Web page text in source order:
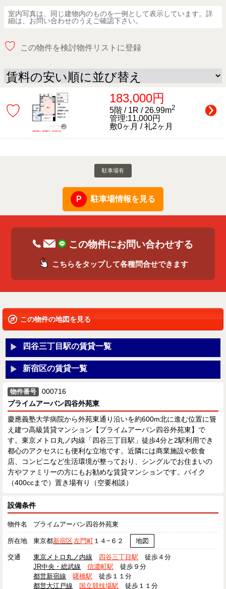
室内写真は、同じ建物内のものを一例として表示しています。詳
細は、お問い合わせのうえご確認下さい。
♡ この物件を検討物件リストに登録
♡
183,000円
5階 / 1R / 26.99m2
管理:11,000円
敷0ヶ月 / 礼2ヶ月
駐車場有
駐車場情報を見る
この物件にお問い合わせする
こちらをタップして各種問合せできます
この物件の地図を見る
四谷三丁目駅の賃貸一覧
新宿区の賃貸一覧
物件番号
000716
プライムアーバン四谷外苑東
慶應義塾大学病院から外苑東通り沿いを約600m北に進む位置に聳
え建つ高級賃貸マンション【プライムアーバン四谷外苑東】で
す。東京メトロ丸ノ内線「四谷三丁目駅」徒歩4分と2駅利用でき
都心のアクセスにも便利な立地です。近隣には商業施設や飲食
店、コンビニなど生活環境が整っており、シングルでお住まいの
方やファミリーの方にもお勧めな賃貸マンションです。バイク
（400ccまで）置き場有り（空要相談）
設備条件
物件名 プライムアーバン四谷外苑東
所在地 東京都新宿区 左門町 １４−６２ 地図
交通 東京メトロ丸ノ内線 四谷三丁目駅 徒歩４分
JR中央・総武線
信濃町駅 徒歩９分
都営新宿線
曙橋駅 徒歩１１分
都営大江戸線
国立競技場駅 徒歩１１分